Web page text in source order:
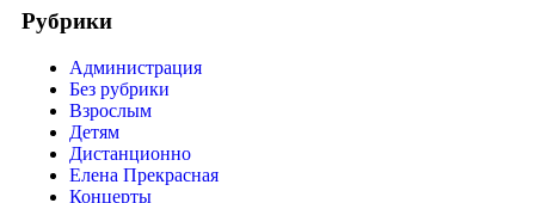
Рубрики
Администрация
Без рубрики
Взрослым
Детям
Дистанционно
Елена Прекрасная
Концерты